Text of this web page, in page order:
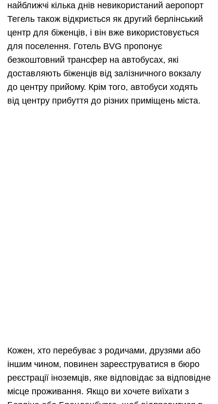
найближчі кілька днів невикористаний аеропорт
Тегель також відкриється як другий берлінський
центр для біженців, і він вже використовується
для поселення. Готель BVG пропонує
безкоштовний трансфер на автобусах, які
доставляють біженців від залізничного вокзалу
до центру прийому. Крім того, автобуси ходять
від центру прибуття до різних приміщень міста.
Кожен, хто перебуває з родичами, друзями або
іншим чином, повинен зареєструватися в бюро
реєстрації іноземців, яке відповідає за відповідне
місце проживання. Якщо ви хочете виїхати з